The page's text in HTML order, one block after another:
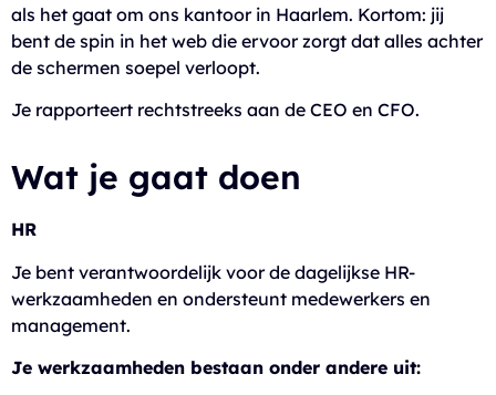
als het gaat om ons kantoor in Haarlem. Kortom: jij
bent de spin in het web die ervoor zorgt dat alles achter
de schermen soepel verloopt.
Je rapporteert rechtstreeks aan de CEO en CFO.
Wat je gaat doen
HR
Je bent verantwoordelijk voor de dagelijkse HR-
werkzaamheden en ondersteunt medewerkers en
management.
Je werkzaamheden bestaan onder andere uit: